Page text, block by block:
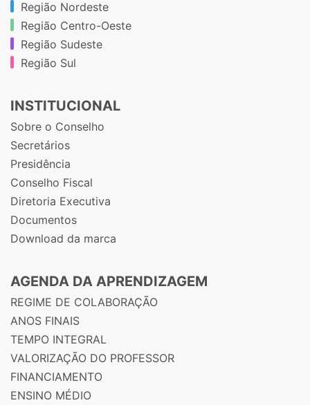
Região Nordeste
Região Centro-Oeste
Região Sudeste
Região Sul
INSTITUCIONAL
Sobre o Conselho
Secretários
Presidência
Conselho Fiscal
Diretoria Executiva
Documentos
Download da marca
AGENDA DA APRENDIZAGEM
REGIME DE COLABORAÇÃO
ANOS FINAIS
TEMPO INTEGRAL
VALORIZAÇÃO DO PROFESSOR
FINANCIAMENTO
ENSINO MÉDIO